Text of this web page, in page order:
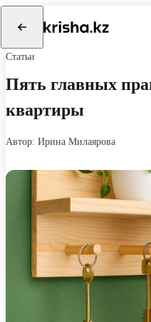
Статьи
Пять главных
квартиры
автор: Ирина Милаярова